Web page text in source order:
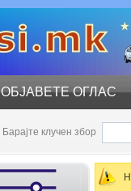
ОБЈАВЕТЕ ОГЛАС
Барајте клучен збор